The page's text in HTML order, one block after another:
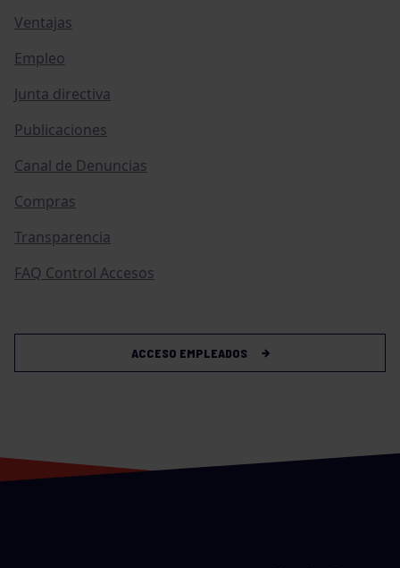
Ventajas
Empleo
Junta directiva
Publicaciones
Canal de Denuncias
Compras
Transparencia
FAQ Control Accesos
ACCESO EMPLEADOS